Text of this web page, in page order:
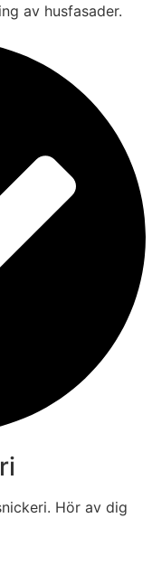
av husfasader.
Hör av dig